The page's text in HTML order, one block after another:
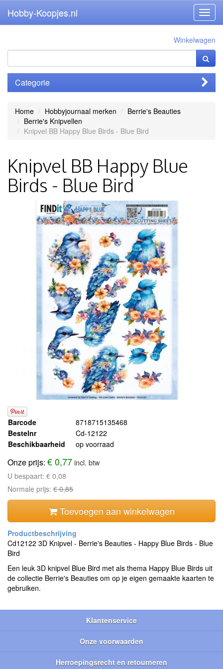
Hobby-Koopjes.nl
Winkelwagen
Categorie
Home Hobbyjournaal merken
Berrie's Beauties
Berrie's Knipvellen
Knipvel BB Happy Blue Birds - Blue Bird
Knipvel BB Happy Blue
Birds - Blue Bird
Barcode
8718715135468
Bestelnr
Cd-12122
Beschikbaarheid
op voorraad
Onze prijs: € 0,77incl. btw
U bespaart: € 0,08
Normale prijs: € 0,85
Toevoegen aan winkelwagen
Cd12122 3D Knipvel - Berrie's Beauties - Happy Blue Birds - Blue
Bird
Een leuk 3D knipvel Blue Bird met als thema Happy Blue Birds uit
de collectie Berrie's Beauties om op je eigen gemaakte kaarten te
gebruiken.
Klantenservice
Onze voorwaarden
Herroepingsrecht en retourneren